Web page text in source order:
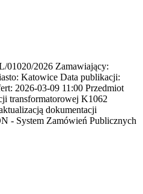
01020/2026 Zamawiający:
Katowice Data publikacji:
2026-03-09 11:00 Przedmiot
transformatorowej K1062
dokumentacji
- System Zamówień Publicznych